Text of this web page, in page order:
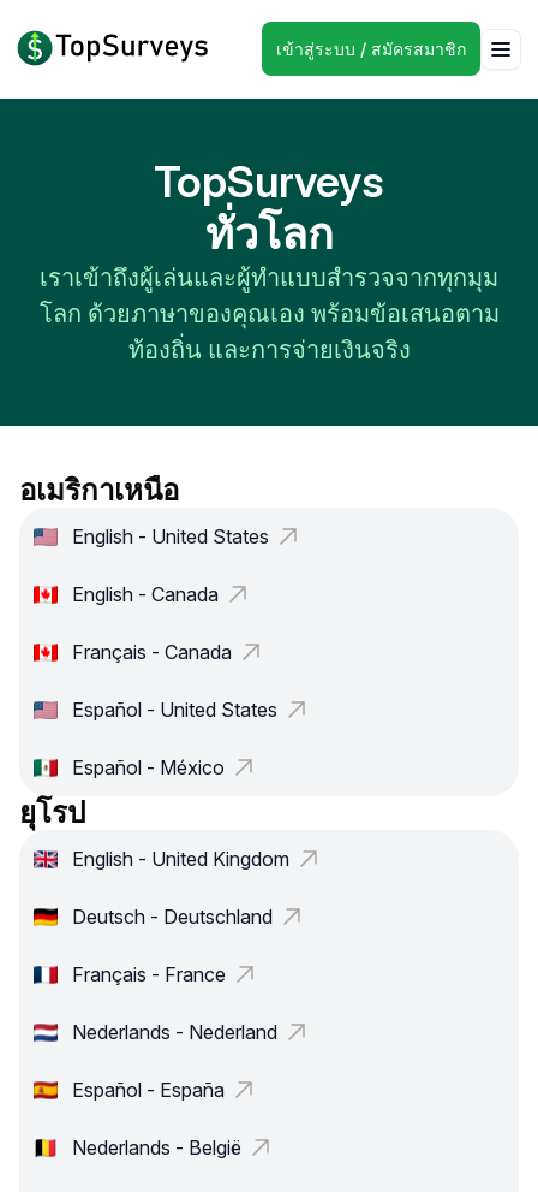
เข้าสู่ระบบ / สมัครสมาชิก
TopSurveys
ทั่วโลก
เราเข้าถึงผู้เล่นและผู้ทำแบบสำรวจจากทุกมุม
โลก ด้วยภาษาของคุณเอง พร้อมข้อเสนอตาม
ท้องถิ่น และการจ่ายเงินจริง
อเมริกาเหนือ
English - United States
English - Canada
Français - Canada
Español - United States
Español - México
ยุโรป
English - United Kingdom
Deutsch - Deutschland
Français - France
Nederlands - Nederland
Español - España
Nederlands - België